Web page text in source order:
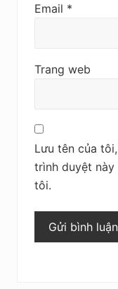
Email *
Trang web
Lưu tên của
trình duyệt này
tôi.